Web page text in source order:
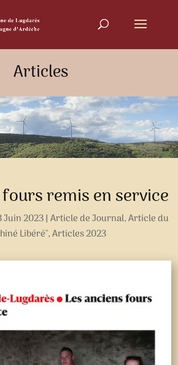
Articles
remis en service
Juin 2023| Article de Journal,Article du
Libéré",Articles 2023